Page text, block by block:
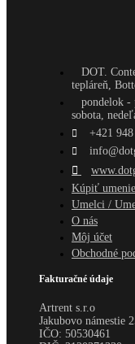
DOT.
tepláreň,
pondelok -
sobota,
+421
Kúpiť umenie
Umelci /
O nás
Môj účet
Obchodné
Fakturačné údaje
Artrent s.r.o
Jakubovo námestie
IČO: 50530461